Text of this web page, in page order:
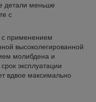
детали меньше
с
с применением
высоколегированной
молибдена и
эксплуатации
вдвое максимально